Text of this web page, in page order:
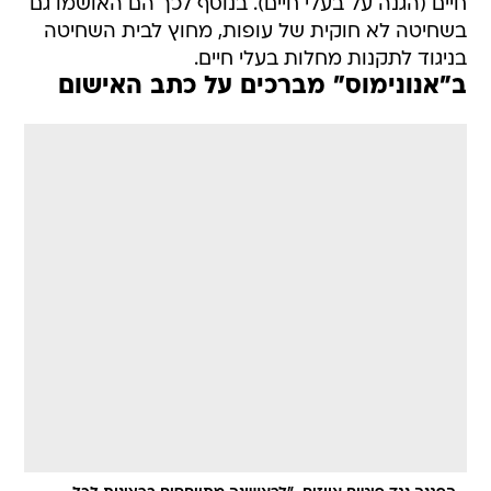
חיים (הגנה על בעלי חיים). בנוסף לכך הם האושמו גם
בשחיטה לא חוקית של עופות, מחוץ לבית השחיטה
בניגוד לתקנות מחלות בעלי חיים.
ב"אנונימוס" מברכים על כתב האישום